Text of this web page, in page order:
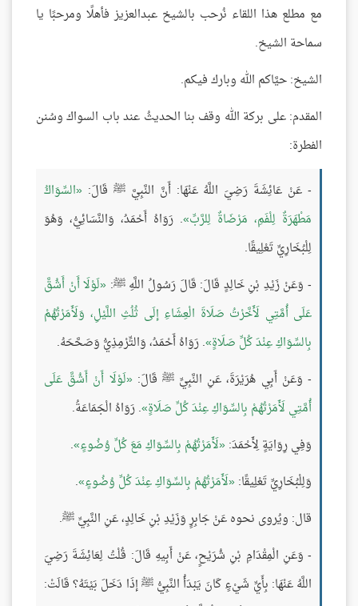
مع مطلع هذا اللقاء نُرحب بالشيخ عبدالعزيز فأهلًا ومرحبًا يا
سماحة الشيخ.
الشيخ: حيَّاكم الله وبارك فيكم.
المقدم: على بركة الله وقف بنا الحديثُ عند باب السواك وسُنن
الفطرة:
- عَنْ عَائِشَةَ رَضِيَ اللَّهُ عَنْهَا: أَنَّ النَّبِيَّ ﷺ قَالَ:
السِّوَاكُ
مَطْهَرَةٌ لِلْفَمِ، مَرْضَاةٌ لِلرَّبِّ . رَوَاهُ أَحْمَدُ، وَالنَّسَائِيُّ، وَهُوَ
لِلْبُخَارِيِّ تَعْلِيقًا.
- وَعَنْ زَيْدِ بْنِ خَالِدٍ قَالَ: قَالَ رَسُولُ اللَّهِ ﷺ: لَوْلَا أَنْ أَشُقَّ
عَلَى أُمَّتِي لَأَخَّرْتُ صَلَاةَ الْعِشَاءِ إلَى ثُلُثِ اللَّيْلِ، وَلَأَمَرْتُهُمْ
بِالسِّوَاكِ عِنْدَ كُلِّ صَلَاةٍ . رَوَاهُ أَحْمَدُ، وَالتِّرْمِذِيُّ وَصَحَّحَهُ.
- وَعَنْ أَبِي هُرَيْرَةَ، عَنِ النَّبِيِّ ﷺ قَالَ: لَوْلَا أَنْ أَشُقَّ عَلَى
أُمَّتِي لَأَمَرْتُهُمْ بِالسِّوَاكِ عِنْدَ كُلِّ صَلَاةٍ . رَوَاهُ الْجَمَاعَةُ.
وَفِي رِوَايَةٍ لِأَحْمَدَ: لَأَمَرْتُهُمْ بِالسِّوَاكِ مَعَ كُلِّ وُضُوءٍ .
وَلِلْبُخَارِيِّ تَعْلِيقًا: لَأَمَرْتُهُمْ بِالسِّوَاكِ عِنْدَ كُلِّ وُضُوءٍ .
قال: ويُروى نحوه عَنْ جَابِرٍ وَزَيْدِ بْنِ خَالِدٍ، عَنِ النَّبِيِّ ﷺ.
- وَعَنِ الْمِقْدَامِ بْنِ شُرَيْحٍ، عَنْ أَبِيهِ قَالَ: قُلْتُ لِعَائِشَةَ رَضِيَ
اللَّهُ عَنْهَا: بِأَيِّ شَيْءٍ كَانَ يَبْدَأُ النَّبِيُّ ﷺ إذَا دَخَلَ بَيْتَهُ؟ قَالَتْ: